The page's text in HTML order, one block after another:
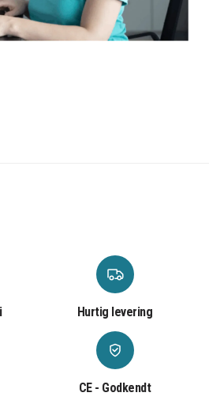
Hurtig levering
CE - Godkendt